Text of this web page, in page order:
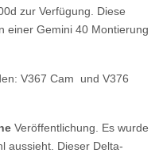
zur Verfügung. Diese
einer Gemini 40 Montierung
V367 Cam
und V376
Veröffentlichung. Es wurde
aussieht. Dieser Delta-